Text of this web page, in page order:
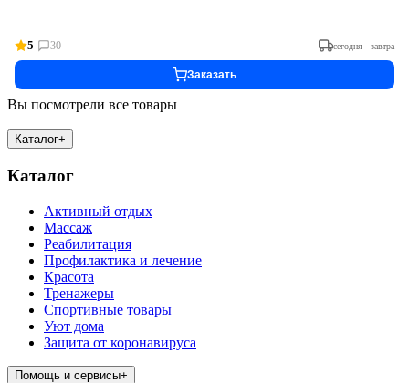
5 30 сегодня - завтра
Заказать
Вы посмотрели все товары
Каталог+
Каталог
Активный отдых
Массаж
Реабилитация
Профилактика и лечение
Красота
Тренажеры
Спортивные товары
Уют дома
Защита от коронавируса
Помощь и сервисы+